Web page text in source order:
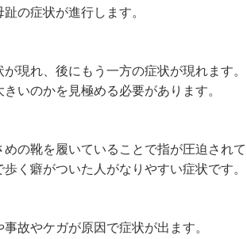
の症状が進行します。
現れ、後にもう一方の症状が現れます。
いのかを見極める必要があります。
の靴を履いていることで指が圧迫されて
く癖がついた人がなりやすい症状です。
故やケガが原因で症状が出ます。